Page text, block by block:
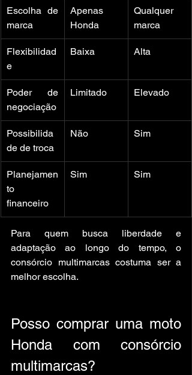
Escolha de
marca
Apenas
Honda
Qualquer
marca
Flexibilidad
e
Baixa Alta
Poder de
negociação
Limitado Elevado
Possibilida
de de troca
Não Sim
Planejamen
to
financeiro
Sim Sim
Para quem busca liberdade e
adaptação ao longo do tempo, o
consórcio multimarcas costuma ser a
melhor escolha.
Posso comprar uma moto
Honda com consórcio
multimarcas?